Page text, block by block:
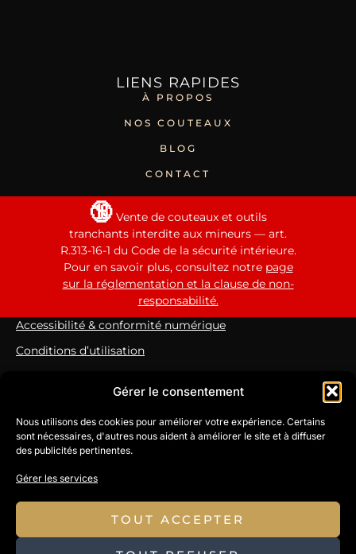
Gérer le consentement
Nous utilisons des cookies pour améliorer votre expérience. Certains
sont nécessaires, d'autres nous aident à améliorer le site et à diffuser
des publicités pertinentes.
Gérer les services
TOUT ACCEPTER
LIENS RAPIDES
À PROPOS
NOS COUTEAUX
BLOG
CONTACT
🔞 Vente de couteaux et outils
tranchants interdite aux mineurs — art.
R.313-16-1 du Code de la sécurité intérieure.
Pour en savoir plus, consultez notre page
sur la réglementation et la clause de non-
responsabilité.
Accessibilité & conformité numérique
Conditions d’utilisation
Politique d’expédition
Politique de remboursement
Protection des données personnelles & cookies
© 2026 Le Galant | Tous droits réservés.